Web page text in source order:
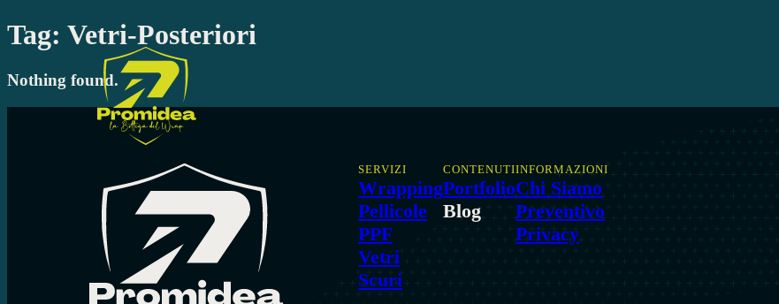
Tag: Vetri-Posteriori
Nothing found.
SERVIZI
Wrapping
Pellicole
PPF
Vetri
Scuri
CONTENUTI
Portfolio
Blog
INFORMAZIONI
Chi Siamo
Preventivo
Privacy